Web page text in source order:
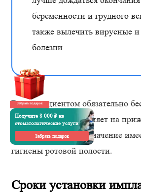
беременности и грудного
также вылечить вирусные
болезни
Врач с пациентом обязательно
активное курение влияет на
имплантов, и какое значение
гигиены ротовой полости.
Сроки установки
Забрать подарок
Получите 8 000 ₽ на
стоматологические услуги
Забрать подарок